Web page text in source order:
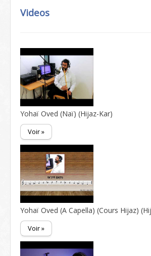
Videos
Yohaï Oved (Naï) (Hijaz-Kar)
Voir »
Yohaï Oved (A Capella) (Cours Hijaz)
Voir »